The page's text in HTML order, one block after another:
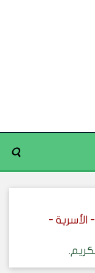
الأسرية -